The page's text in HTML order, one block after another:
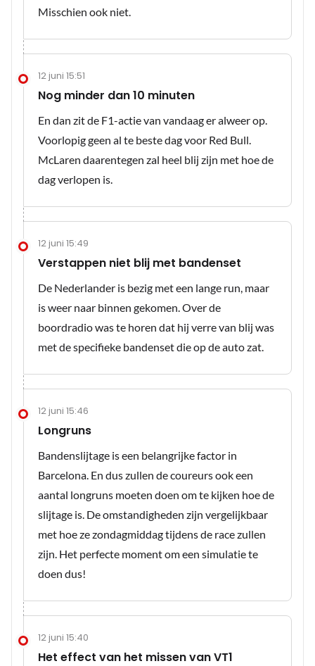
Misschien ook niet.
12 juni 15:51
Nog minder dan 10 minuten
En dan zit de F1-actie van vandaag er alweer op.
Voorlopig geen al te beste dag voor Red Bull.
McLaren daarentegen zal heel blij zijn met hoe de
dag verlopen is.
12 juni 15:49
Verstappen niet blij met bandenset
De Nederlander is bezig met een lange run, maar
is weer naar binnen gekomen. Over de
boordradio was te horen dat hij verre van blij was
met de specifieke bandenset die op de auto zat.
12 juni 15:46
Longruns
Bandenslijtage is een belangrijke factor in
Barcelona. En dus zullen de coureurs ook een
aantal longruns moeten doen om te kijken hoe de
slijtage is. De omstandigheden zijn vergelijkbaar
met hoe ze zondagmiddag tijdens de race zullen
zijn. Het perfecte moment om een simulatie te
doen dus!
12 juni 15:40
Het effect van het missen van VT1